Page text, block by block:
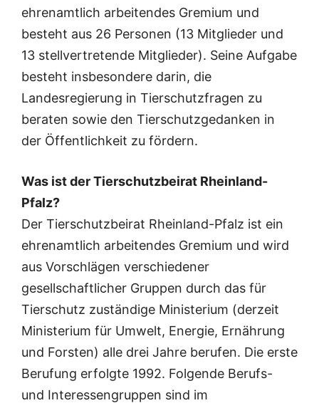
ehrenamtlich arbeitendes Gremium und
besteht aus 26 Personen (13 Mitglieder und
13 stellvertretende Mitglieder). Seine Aufgabe
besteht insbesondere darin, die
Landesregierung in Tierschutzfragen zu
beraten sowie den Tierschutzgedanken in
der Öffentlichkeit zu fördern.
Was ist der Tierschutzbeirat Rheinland-
Pfalz?
Der Tierschutzbeirat Rheinland-Pfalz ist ein
ehrenamtlich arbeitendes Gremium und wird
aus Vorschlägen verschiedener
gesellschaftlicher Gruppen durch das für
Tierschutz zuständige Ministerium (derzeit
Ministerium für Umwelt, Energie, Ernährung
und Forsten) alle drei Jahre berufen. Die erste
Berufung erfolgte 1992. Folgende Berufs-
und Interessengruppen sind im